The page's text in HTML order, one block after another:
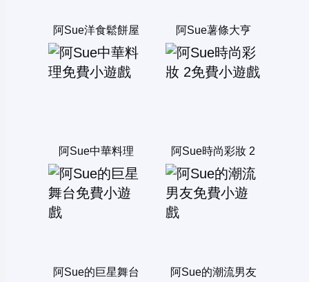
阿Sue洋食鬆餅屋 阿Sue薯條大亨
阿Sue中華料理 阿Sue時尚彩妝 2
阿Sue的巨星舞台 阿Sue的潮流男友